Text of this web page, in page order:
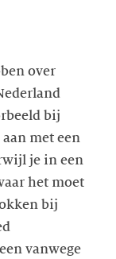
over
bij
met een
je in een
het moet
bij
vanwege